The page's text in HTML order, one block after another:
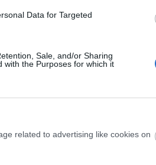
Data for Targeted
Sale, and/or Sharing
with the Purposes for which it
related to advertising like cookies on
ΑΠΟ ΤΟΥΣ ΠΟΛΙΤΙΚΟΥΣ
ΤΟ ΠΙΟ ΩΡΑΙΟ ΨΕΜΑ!!!”
στην
Υπάρχει μια
με τον Λοτσάρη.Οι
επιτακτικά από τον
ολοκληρωθεί μελέτες
και γίνονταν